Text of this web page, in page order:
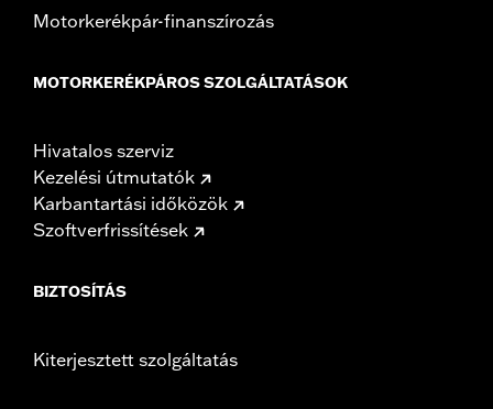
Motorkerékpár-finanszírozás
MOTORKERÉKPÁROS SZOLGÁLTATÁSOK
Hivatalos szerviz
Kezelési útmutatók
Karbantartási időközök
Szoftverfrissítések
BIZTOSÍTÁS
Kiterjesztett szolgáltatás